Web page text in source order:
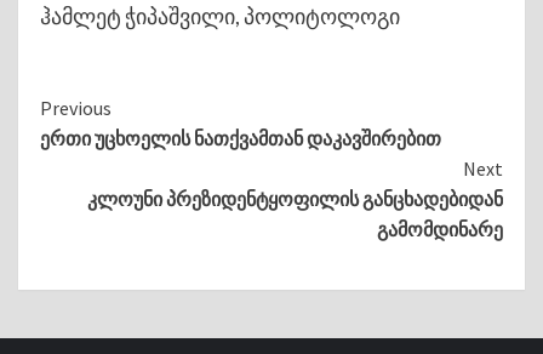
ჰამლეტ ჭიპაშვილი, პოლიტოლოგი
Continue
Reading
Previous
ერთი უცხოელის ნათქვამთან დაკავშირებით
Next
კლოუნი პრეზიდენტყოფილის განცხადებიდან
გამომდინარე